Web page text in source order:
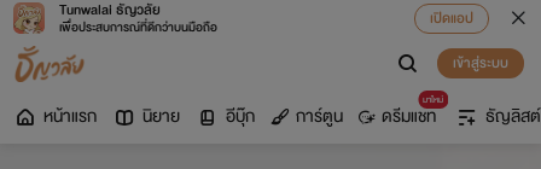
Tunwalai ธัญวลัย
เพื่อประสบการณ์ที่ดีกว่าบนมือถือ
เปิดแอป
เข้าสู่ระบบ
หน้าแรก นิยาย อีบุ๊ก การ์ตูน
มาใหม่
ดรีมแชท ธัญลิสต์